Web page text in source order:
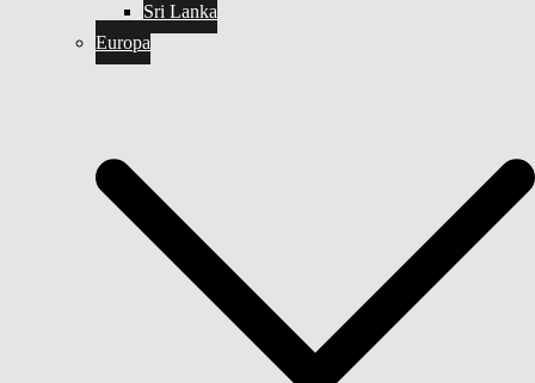
Sri Lanka
Europa